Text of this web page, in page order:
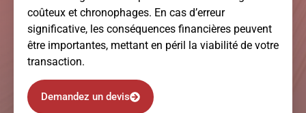
coûteux et chronophages. En cas d’erreur
significative, les conséquences financières peuvent
être importantes, mettant en péril la viabilité de votre
transaction.
Demandez un devis